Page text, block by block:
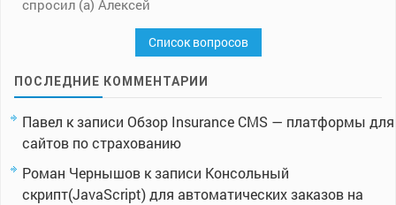
спросил (а) Алексей
Список вопросов
ПОСЛЕДНИЕ КОММЕНТАРИИ
Павел к записи Обзор Insurance CMS — платформы для
сайтов по страхованию
Роман Чернышов к записи Консольный
скрипт(JavaScript) для автоматических заказов на